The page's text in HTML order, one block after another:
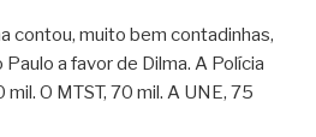
contou, muito bem contadinhas,
a favor de Dilma. A Polícia
mil. O MTST, 70 mil. A UNE, 75